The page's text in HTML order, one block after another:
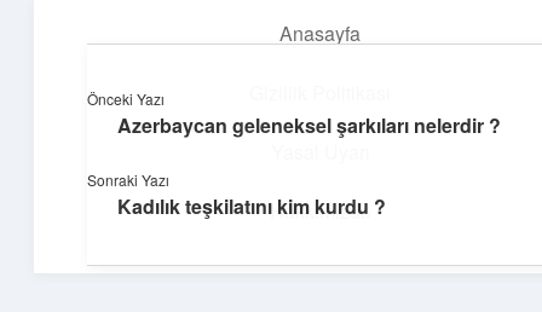
Anasayfa
Hakkımızda
Neşeli Fikir Köşesi
Hayatına neşe katan kısa hikayeler!
Önceki Yazı
Azerbaycan geleneksel şarkıları nelerdir ?
Sonraki Yazı
Kadılık teşkilatını kim kurdu ?